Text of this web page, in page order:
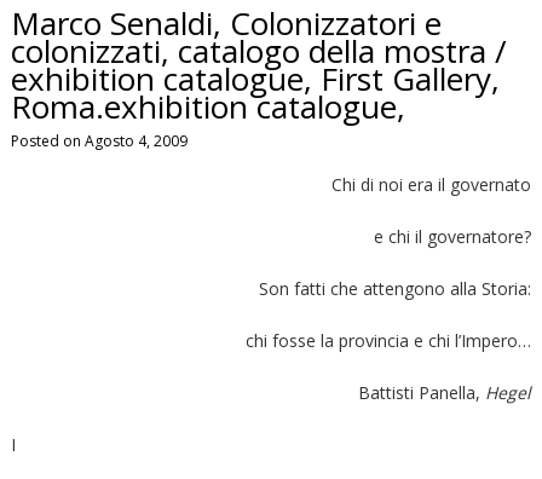
Marco Senaldi, Colonizzatori e
colonizzati, catalogo della mostra /
exhibition catalogue, First Gallery,
Roma.exhibition catalogue,
Posted on Agosto 4, 2009
Chi di noi era il governato
e chi il governatore?
Son fatti che attengono alla Storia:
chi fosse la provincia e chi l’Impero…
Battisti Panella, Hegel
I